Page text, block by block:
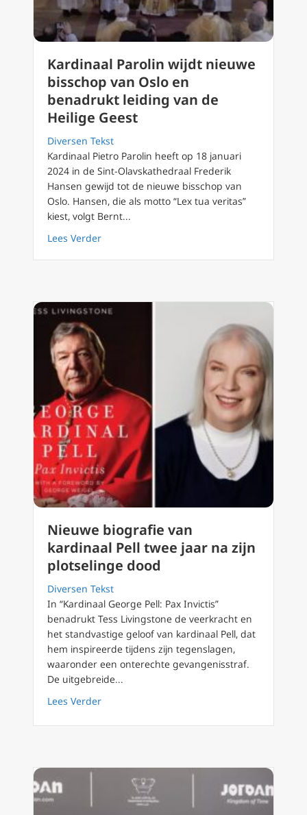
Kardinaal Parolin wijdt nieuwe
bisschop van Oslo en
benadrukt leiding van de
Heilige Geest
Diversen Tekst
Kardinaal Pietro Parolin heeft op 18 januari
2024 in de Sint-Olavskathedraal Frederik
Hansen gewijd tot de nieuwe bisschop van
Oslo. Hansen, die als motto “Lex tua veritas”
kiest, volgt Bernt...
Lees Verderabout Kardinaal Parolin wijdt nieuwe
Nieuwe biografie van
kardinaal Pell twee jaar na zijn
plotselinge dood
Diversen Tekst
In “Kardinaal George Pell: Pax Invictis”
benadrukt Tess Livingstone de veerkracht en
het standvastige geloof van kardinaal Pell, dat
hem inspireerde tijdens zijn tegenslagen,
waaronder een onterechte gevangenisstraf.
De uitgebreide...
Lees Verderabout Nieuwe biografie van kardinaal Pell